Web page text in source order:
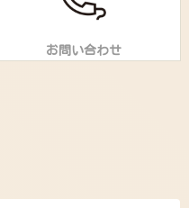
お問い合わせ